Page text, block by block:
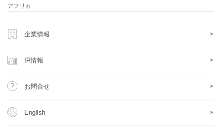
アフリカ
企業情報
IR情報
お問合せ
English